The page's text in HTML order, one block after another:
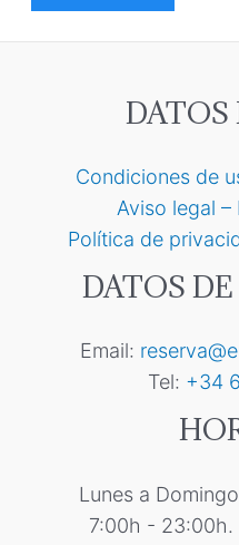
DATOS
Condiciones de
Aviso legal –
Política de
DATOS
Email:
Tel: +34
Lunes a
7:00h - 23:00h.